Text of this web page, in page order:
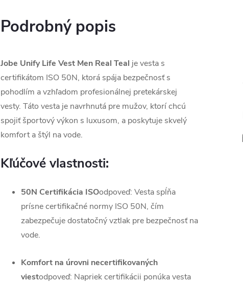
Podrobný popis
Jobe Unify Life Vest Men Real Teal je vesta s
certifikátom ISO 50N, ktorá spája bezpečnosť s
pohodlím a vzhľadom profesionálnej pretekárskej
vesty. Táto vesta je navrhnutá pre mužov, ktorí chcú
spojiť športový výkon s luxusom, a poskytuje skvelý
komfort a štýl na vode.
Kľúčové vlastnosti:
50N Certifikácia ISOodpoveď: Vesta spĺňa
prísne certifikačné normy ISO 50N, čím
zabezpečuje dostatočný vztlak pre bezpečnosť na
vode.
Komfort na úrovni necertifikovaných
viestodpoveď: Napriek certifikácii ponúka vesta